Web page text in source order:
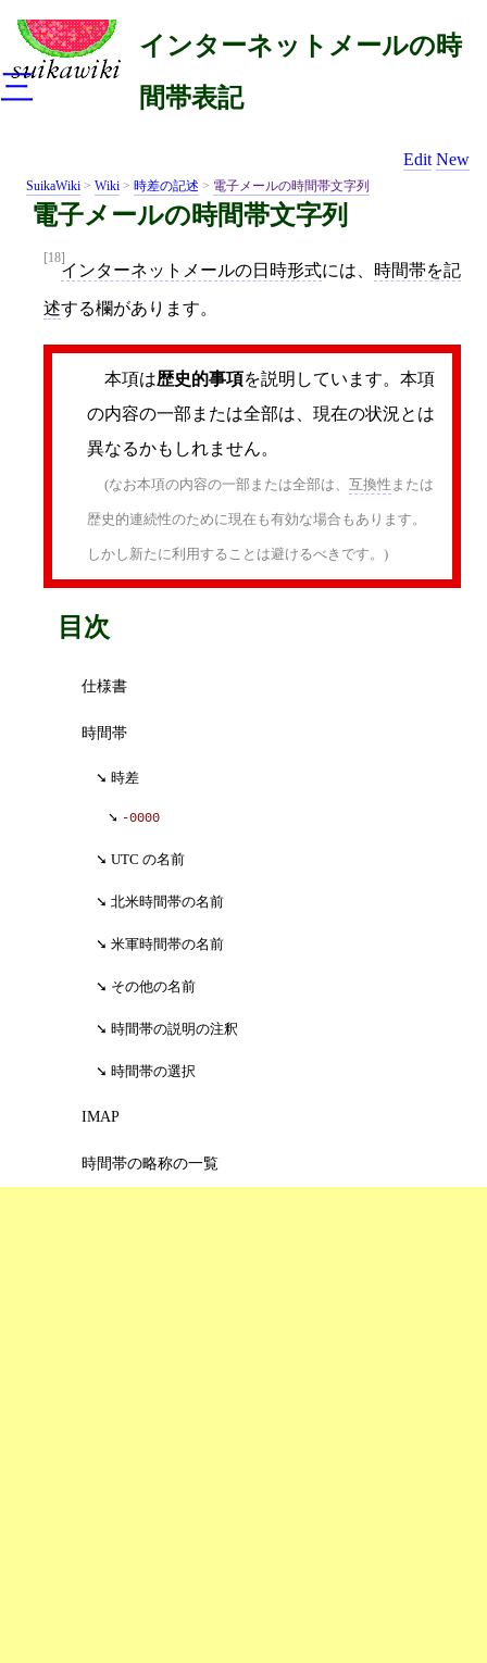
インターネットメールの時
間帯表記
Edit New
SuikaWiki > Wiki > 時差の記述 > 電子メールの時間帯文字列
電子メールの時間帯文字列
[18]
インターネットメールの日時形式には、 時間帯を記
述する欄があります。
本項は歴史的事項を説明しています。本項
の内容の一部または全部は、現在の状況とは
異なるかもしれません。
(なお本項の内容の一部または全部は、 互換性 または
歴史的連続性のために現在も有効な場合もあります。
しかし新たに利用することは避けるべきです。)
目次
仕様書
時間帯
時差
-0000
UTC の名前
北米時間帯の名前
米軍時間帯の名前
その他の名前
時間帯の説明の注釈
時間帯の選択
IMAP
時間帯の略称の一覧
三